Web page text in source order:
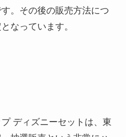
。その後の販売方法につ
なっています。
ディズニーセットは、東